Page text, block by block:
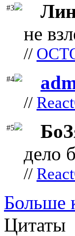
#3
не
//
#4
//
#5
дело
//
Больше
Цитаты